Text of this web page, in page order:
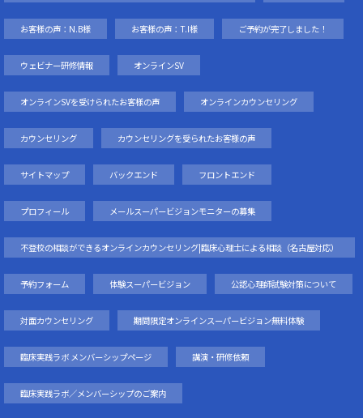
お客様の声：N.B様 お客様の声：T.I様 ご予約が完了しました！
ウェビナー研修情報 オンラインSV
オンラインSVを受けられたお客様の声 オンラインカウンセリング
カウンセリング カウンセリングを受られたお客様の声
サイトマップ バックエンド フロントエンド
プロフィール メールスーパービジョンモニターの募集
不登校の相談ができるオンラインカウンセリング|臨床心理士による相談（名古屋対応）
予約フォーム 体験スーパービジョン 公認心理師試験対策について
対面カウンセリング 期間限定オンラインスーパービジョン無料体験
臨床実践ラボ メンバーシップページ 講演・研修依頼
臨床実践ラボ／メンバーシップのご案内